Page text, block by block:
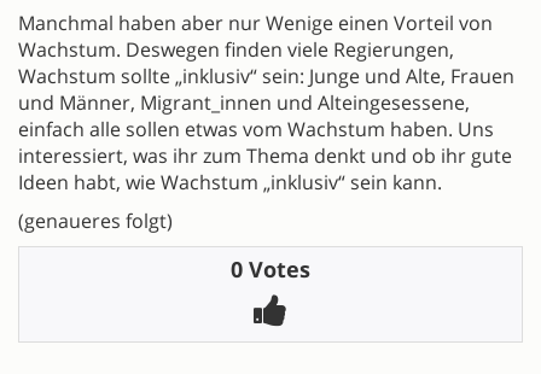
Manchmal haben aber nur Wenige einen Vorteil von
Wachstum. Deswegen finden viele Regierungen,
Wachstum sollte „inklusiv“ sein: Junge und Alte, Frauen
und Männer, Migrant_innen und Alteingesessene,
einfach alle sollen etwas vom Wachstum haben. Uns
interessiert, was ihr zum Thema denkt und ob ihr gute
Ideen habt, wie Wachstum „inklusiv“ sein kann.
(genaueres folgt)
0 Votes